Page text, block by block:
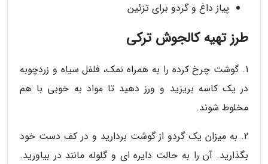
پیاز داغ و گردو برای تزئین
طرز تهیه کالجوش ترکی
1. گوشت چرخ کرده را به همراه نمک، فلفل سیاه و زردچوبه
در یک کاسه بریزید و ورز دهید تا مواد به خوبی با هم
مخلوط شوند.
2. به میزان یک گردو از گوشت بردارید و در کف دست خود
بگذارید. آن را به حالت دایره ای و گلوله مانند در بیاورید.